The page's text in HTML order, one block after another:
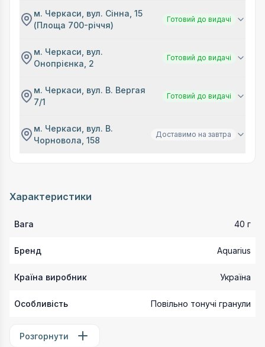
м. Черкаси, вул. Сінна, 15
(Площа 700-річчя)
Готовий до видачі
м. Черкаси, вул.
Онопрієнка, 2
Готовий до видачі
м. Черкаси, вул. В. Вергая
7/1
Готовий до видачі
м. Черкаси, вул. В.
Чорновола, 158
Доставимо на завтра
Характеристики
Вага 40 г
Бренд Aquarius
Країна виробник Україна
Особливість Повільно тонучі гранули
Розгорнути